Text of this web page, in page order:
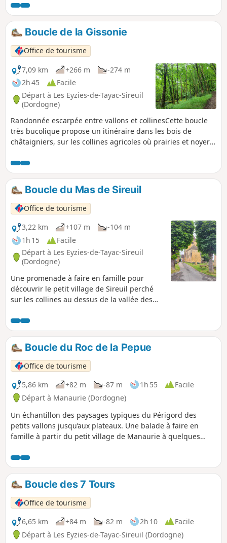
itinéraire, qui offre en outre une flore
abondante et diversifiée.
Boucle de la Gissonie
Office de tourisme
7,09 km
+266 m
-274 m
2h 45
Facile
Départ à Les Eyzies-de-Tayac-Sireuil
(Dordogne)
Randonnée escarpée entre vallons et collinesCette boucle
très bucolique propose un itinéraire dans les bois de
châtaigniers, sur les collines agricoles où prairies et noyers
Boucle du Mas de Sireuil
Office de tourisme
3,22 km
+107 m
-104 m
1h 15
Facile
Départ à Les Eyzies-de-Tayac-Sireuil
(Dordogne)
Une promenade à faire en famille pour
découvrir le petit village de Sireuil perché
sur les collines au dessus de la vallée des
village aux charmes préservés.
Boucle du Roc de la Pepue
Office de tourisme
5,86 km
+82 m -87 m 1h 55
Facile
Départ à Manaurie (Dordogne)
Un échantillon des paysages typiques du Périgord des
petits vallons jusqu’aux plateaux. Une balade à faire en
famille à partir du petit village de Manaurie à quelques
paysages et de bâtis typiques de notre région à la fraîcheur
des ruisseaux.
Boucle des 7 Tours
Office de tourisme
6,65 km
+84 m -82 m 2h 10
Facile
Départ à Les Eyzies-de-Tayac-Sireuil (Dordogne)